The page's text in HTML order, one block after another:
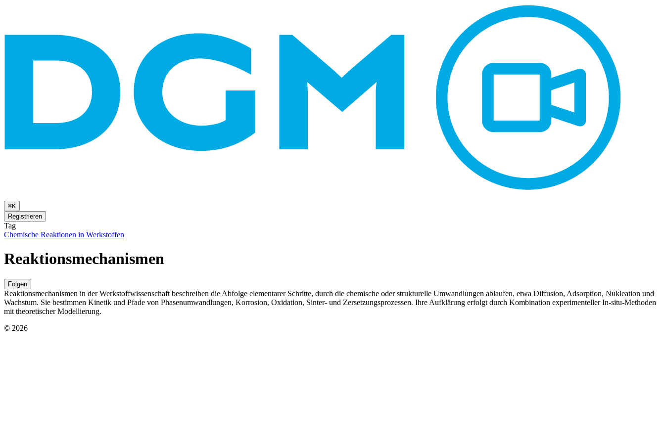
⌘K
Registrieren
Tag
Chemische Reaktionen in Werkstoffen
Reaktionsmechanismen
Folgen
Reaktionsmechanismen in der Werkstoffwissenschaft beschreiben die Abfolge elementarer Schritte, durch die chemische oder strukturelle Umwandlungen ablaufen, etwa Diffusion, Adsorption, Nukleation und
Wachstum. Sie bestimmen Kinetik und Pfade von Phasenumwandlungen, Korrosion, Oxidation, Sinter- und Zersetzungsprozessen. Ihre Aufklärung erfolgt durch Kombination experimenteller In-situ-Methoden
mit theoretischer Modellierung.
© 2026